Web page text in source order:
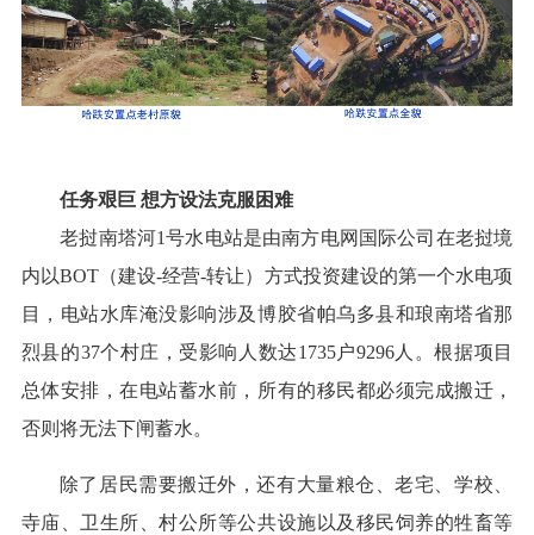
任务艰巨 想方设法克服困难
老挝南塔河1号水电站是由南方电网国际公司在老挝境
内以BOT（建设-经营-转让）方式投资建设的第一个水电项
目，电站水库淹没影响涉及博胶省帕乌多县和琅南塔省那
烈县的37个村庄，受影响人数达1735户9296人。根据项目
总体安排，在电站蓄水前，所有的移民都必须完成搬迁，
否则将无法下闸蓄水。
除了居民需要搬迁外，还有大量粮仓、老宅、学校、
寺庙、卫生所、村公所等公共设施以及移民饲养的牲畜等